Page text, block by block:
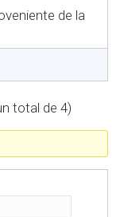
de la
total de 4)